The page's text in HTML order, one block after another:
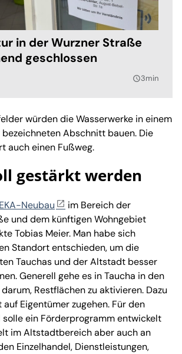
in der Wurzner Straße
geschlossen
query_builder3min
würden die Wasserwerke in einem
Abschnitt bauen. Die
auch einen Fußweg.
gestärkt werden
Neubau
im Bereich der
und dem künftigen Wohngebiet
Tobias Meier. Man habe sich
Standort entschieden, um die
Tauchas und der Altstadt besser
Generell gehe es in Taucha in den
Restflächen zu aktivieren. Dazu
Eigentümer zugehen. Für den
solle ein Förderprogramm entwickelt
im Altstadtbereich aber auch an
Einzelhandel, Dienstleistungen,